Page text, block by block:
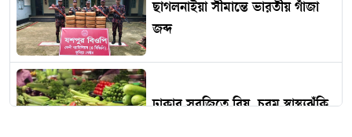
ছাগলনাইয়া সীমান্তে ভারতীয় গাঁজা
জব্দ
ঢাকার সবজিতে বিষ, চরম স্বাস্থ্যঝুঁকি